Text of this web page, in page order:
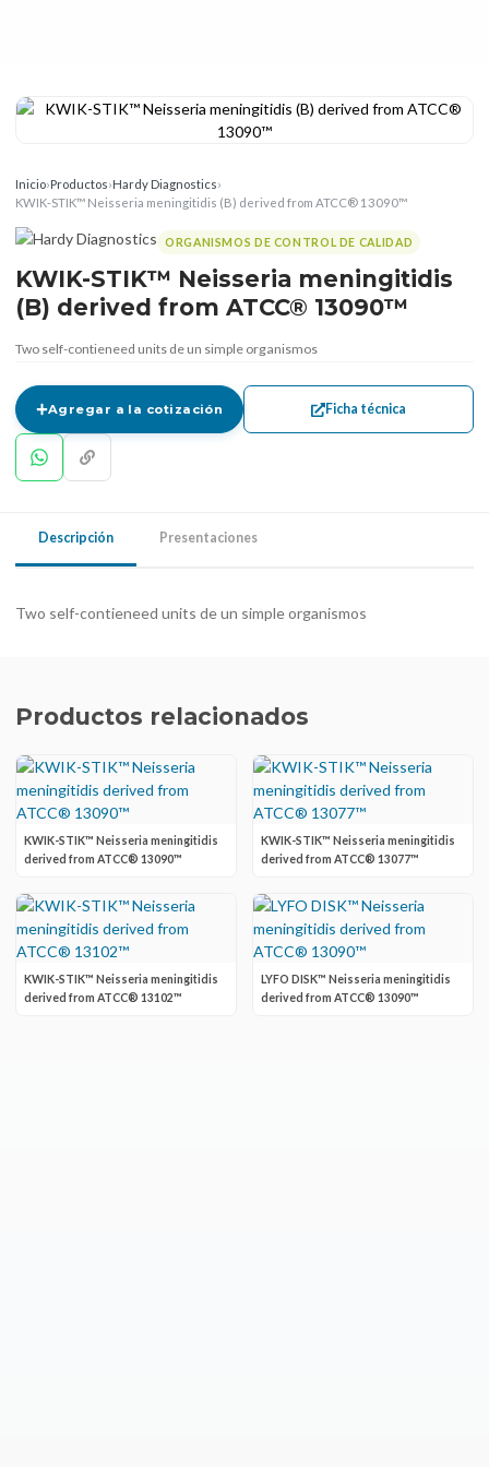
Inicio›Productos›Hardy Diagnostics›
KWIK-STIK™ Neisseria meningitidis (B) derived from ATCC® 13090™
ORGANISMOS DE CONTROL DE CALIDAD
KWIK-STIK™ Neisseria meningitidis
(B) derived from ATCC® 13090™
Two self-contieneed units de un simple organismos
Agregar a la cotización Ficha técnica
Descripción Presentaciones
Two self-contieneed units de un simple organismos
Productos relacionados
KWIK-STIK™ Neisseria meningitidis
derived from ATCC® 13090™
KWIK-STIK™ Neisseria meningitidis
derived from ATCC® 13077™
KWIK-STIK™ Neisseria meningitidis
derived from ATCC® 13102™
LYFO DISK™ Neisseria meningitidis
derived from ATCC® 13090™